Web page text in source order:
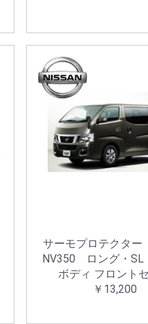
サーモプロテクタ
NV350 ロング・
ボディ フロント
￥13,200